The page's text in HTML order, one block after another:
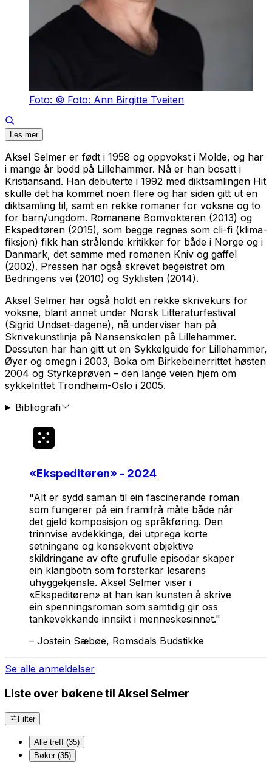
Foto: © Foto: Ann Birgitte Tveiten
Les mer
Aksel Selmer er født i 1958 og oppvokst i Molde, og har
i mange år bodd på Lillehammer. Nå er han bosatt i
Kristiansand. Han debuterte i 1992 med diktsamlingen Hit
skulle det ha kommet noen flere og har siden gitt ut en
diktsamling til, samt en rekke romaner for voksne og to
for barn/ungdom. Romanene Bomvokteren (2013) og
Ekspeditøren (2015), som begge regnes som cli-fi (klima-
fiksjon) fikk han strålende kritikker for både i Norge og i
Danmark, det samme med romanen Kniv og gaffel
(2002). Pressen har også skrevet begeistret om
Bedringens vei (2010) og Syklisten (2014).
Aksel Selmer har også holdt en rekke skrivekurs for
voksne, blant annet under Norsk Litteraturfestival
(Sigrid Undset-dagene), nå underviser han på
Skrivekunstlinja på Nansenskolen på Lillehammer.
Dessuten har han gitt ut en Sykkelguide for Lillehammer,
Øyer og omegn i 2003, Boka om Birkebeinerrittet høsten
2004 og Styrkeprøven – den lange veien hjem om
sykkelrittet Trondheim-Oslo i 2005.
Bibliografi
«Ekspeditøren» - 2024
"Alt er sydd saman til ein fascinerande roman
som fungerer på ein framifrå måte både når
det gjeld komposisjon og språkføring. Den
trinnvise avdekkinga, dei utprega korte
setningane og konsekvent objektive
skildringane av ofte grufulle episodar skaper
ein klangbotn som forsterkar lesarens
uhyggekjensle. Aksel Selmer viser i
«Ekspeditøren» at han kan kunsten å skrive
ein spenningsroman som samtidig gir oss
tankevekkande innsikt i menneskesinnet."
– Jostein Sæbøe, Romsdals Budstikke
Se alle anmeldelser
Liste over bøkene til Aksel Selmer
Filter
Alle treff (35)
Bøker (35)